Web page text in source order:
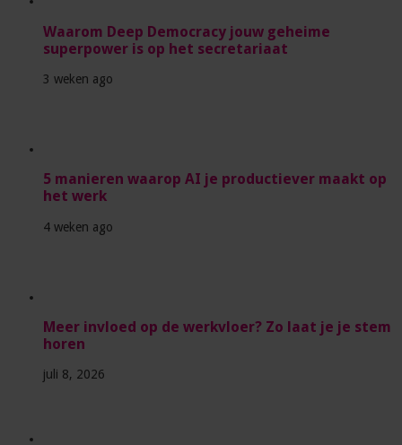
Waarom Deep Democracy jouw geheime
superpower is op het secretariaat
3 weken ago
5 manieren waarop AI je productiever maakt op
het werk
4 weken ago
Meer invloed op de werkvloer? Zo laat je je stem
horen
juli 8, 2026